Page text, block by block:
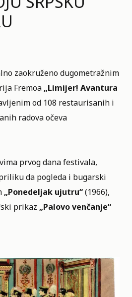
zaokruženo dugometražnim
Fremoa „Limijer! Avantura
od 108 restaurisanih i
radova očeva
prvog dana festivala,
da pogleda i bugarski
„Ponedeljak ujutru“(1966),
prikaz „Palovo venčanje“